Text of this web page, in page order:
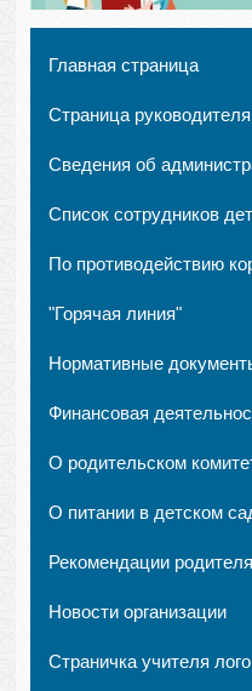
Главная страница
Страница руководителя
Сведения об
Список сотрудников
По противодействию
"Горячая линия"
Нормативные
Финансовая
О родительском
О питании в детском
Рекомендации
Новости организации
Страничка учителя